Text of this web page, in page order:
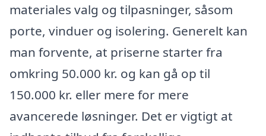
materiales valg og tilpasninger, såsom
porte, vinduer og isolering. Generelt kan
man forvente, at priserne starter fra
omkring 50.000 kr. og kan gå op til
150.000 kr. eller mere for mere
avancerede løsninger. Det er vigtigt at